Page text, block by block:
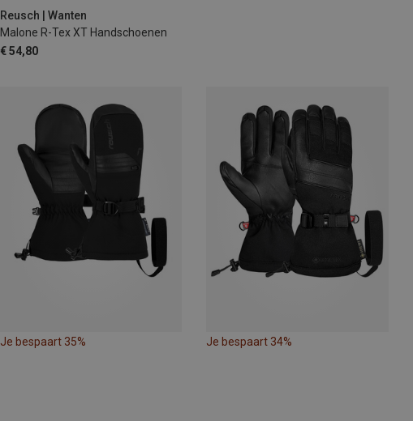
Reusch | Wanten
Malone R-Tex XT Handschoenen
€ 54,80
Je bespaart 35% Je bespaart 34%